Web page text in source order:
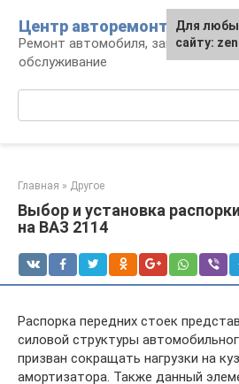
контенту
Центр авторемонта
Ремонт автомобиля, запчасти и
обслуживание
Главная » Другое
Выбор и установка
на ВАЗ 2114
Распорка передних стоек
силовой структуры
призван сокращать нагрузки на
амортизатора. Также данный
Для
сайту: